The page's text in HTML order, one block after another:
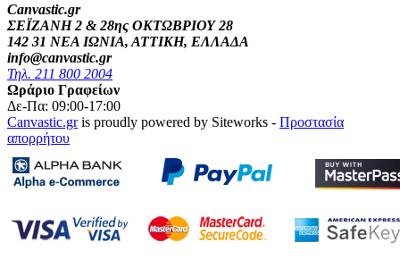
Canvastic.gr
ΣΕΪΖΑΝΗ 2 & 28ης ΟΚΤΩΒΡΙΟΥ 28
142 31 ΝΕΑ ΙΩΝΙΑ, ΑΤΤΙΚΗ, ΕΛΛΑΔΑ
info@canvastic.gr
Τηλ. 211 800 2004
Ωράριο Γραφείων
Δε-Πα: 09:00-17:00
Canvastic.gris proudly powered by Siteworks - Προστασία
απορρήτου